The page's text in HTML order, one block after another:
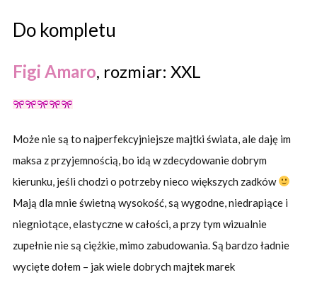
Do kompletu
Figi Amaro, rozmiar: XXL
Może nie są to najperfekcyjniejsze majtki świata, ale daję im
maksa z przyjemnością, bo idą w zdecydowanie dobrym
kierunku, jeśli chodzi o potrzeby nieco większych zadków
Mają dla mnie świetną wysokość, są wygodne, niedrapiące i
niegniotące, elastyczne w całości, a przy tym wizualnie
zupełnie nie są ciężkie, mimo zabudowania. Są bardzo ładnie
wycięte dołem – jak wiele dobrych majtek marek